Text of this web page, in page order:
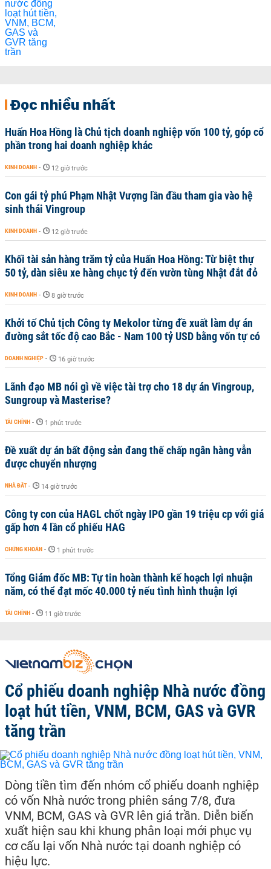
Đọc nhiều nhất
Huấn Hoa Hồng là Chủ tịch doanh nghiệp vốn 100 tỷ, góp cổ
phần trong hai doanh nghiệp khác
KINH DOANH - 12 giờ trước
Con gái tỷ phú Phạm Nhật Vượng lần đầu tham gia vào hệ
sinh thái Vingroup
KINH DOANH - 12 giờ trước
Khối tài sản hàng trăm tỷ của Huấn Hoa Hồng: Từ biệt thự
50 tỷ, dàn siêu xe hàng chục tỷ đến vườn tùng Nhật đắt đỏ
KINH DOANH - 8 giờ trước
Khởi tố Chủ tịch Công ty Mekolor từng đề xuất làm dự án
đường sắt tốc độ cao Bắc - Nam 100 tỷ USD bằng vốn tự có
DOANH NGHIỆP - 16 giờ trước
Lãnh đạo MB nói gì về việc tài trợ cho 18 dự án Vingroup,
Sungroup và Masterise?
TÀI CHÍNH - 1 phút trước
Đề xuất dự án bất động sản đang thế chấp ngân hàng vẫn
được chuyển nhượng
NHÀ ĐẤT - 14 giờ trước
Công ty con của HAGL chốt ngày IPO gần 19 triệu cp với giá
gấp hơn 4 lần cổ phiếu HAG
CHỨNG KHOÁN - 1 phút trước
Tổng Giám đốc MB: Tự tin hoàn thành kế hoạch lợi nhuận
năm, có thể đạt mốc 40.000 tỷ nếu tình hình thuận lợi
TÀI CHÍNH - 11 giờ trước
Cổ phiếu doanh nghiệp Nhà nước đồng
loạt hút tiền, VNM, BCM, GAS và GVR
tăng trần
Dòng tiền tìm đến nhóm cổ phiếu doanh nghiệp
có vốn Nhà nước trong phiên sáng 7/8, đưa
VNM, BCM, GAS và GVR lên giá trần. Diễn biến
xuất hiện sau khi khung phân loại mới phục vụ
cơ cấu lại vốn Nhà nước tại doanh nghiệp có
hiệu lực.